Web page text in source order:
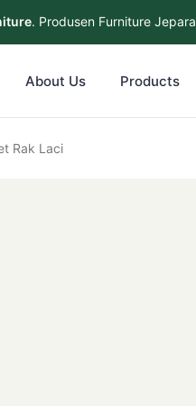
. Produsen Furniture Jepara
About Us Products
Rak Laci